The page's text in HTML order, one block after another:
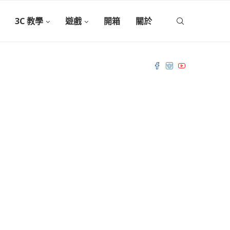
3C 教學 遊戲 開箱 關於